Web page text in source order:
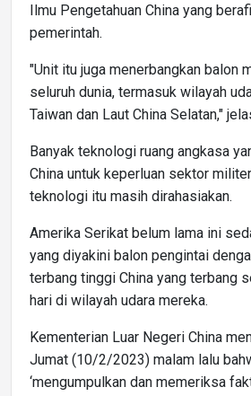
Ilmu Pengetahuan China yang
pemerintah.
"Unit itu juga menerbangkan balon
seluruh dunia, termasuk wilayah
Taiwan dan Laut China Selatan,"
Banyak teknologi ruang angkasa
China untuk keperluan sektor
teknologi itu masih dirahasiakan.
Amerika Serikat belum lama ini
yang diyakini balon pengintai
terbang tinggi China yang terbang
hari di wilayah udara mereka.
Kementerian Luar Negeri China
Jumat (10/2/2023) malam lalu
‘mengumpulkan dan memeriksa